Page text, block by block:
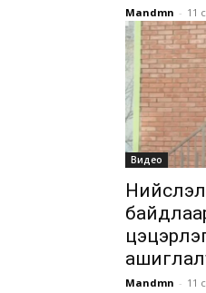
Mandmn - 11
Видео
Mandmn - 11